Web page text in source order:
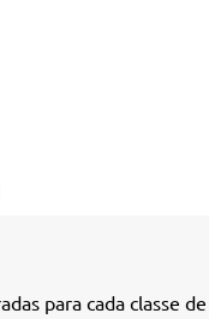
para cada classe